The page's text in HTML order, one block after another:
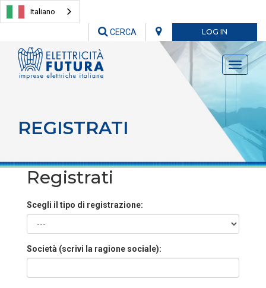
Italiano
LOG IN
CERCA
Toggle
REGISTRATI
Registrati
Scegli il tipo di registrazione:
Società (scrivi la ragione sociale):